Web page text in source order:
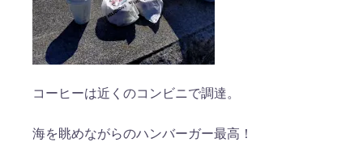
コーヒーは近くのコンビニで調達。
海を眺めながらのハンバーガー最高！